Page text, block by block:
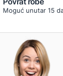
Moguć unutar 15